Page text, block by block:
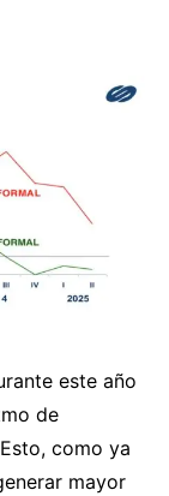
este año
de
como ya
mayor